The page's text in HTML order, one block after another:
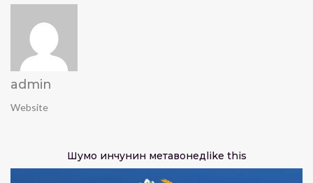
admin
Website
Шумо инчунин метавонедlike this